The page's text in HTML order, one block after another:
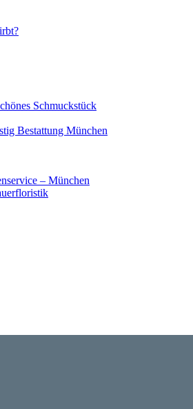
Schmuckstück
Bestattung München
– München